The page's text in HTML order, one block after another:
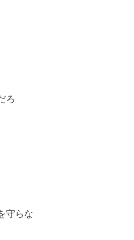
ろ
守らな